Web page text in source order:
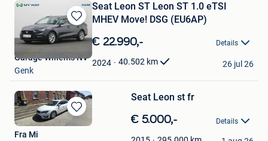
Bewaren
in
Favorieten
Seat Leon ST Leon ST 1.0 eTSI
MHEV Move! DSG (EU6AP)
€ 22.990,- Details
2024 40.502 km
Garage Willems NV
Genk
26 jul 26
Bewaren
in
Seat Leon st fr
€ 5.000,- Details
Fra Mi